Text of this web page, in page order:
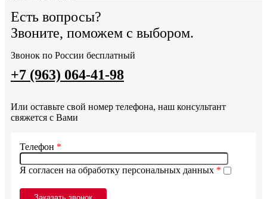
Есть вопросы?
Звоните, поможем с выбором.
Звонок по России бесплатный
+7 (963) 064-41-98
Или оставьте свой номер телефона, наш консультант
свяжется с Вами
Я согласен на обработку персональных данных *
Телефон *